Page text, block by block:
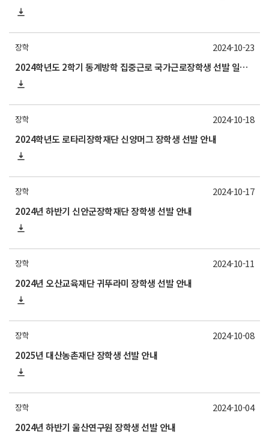
장학
2024학년도 2학기 동계방학 집중근로 국가근로장학생 선발 일정 안내
2024-10-23
장학
2024학년도 로타리장학재단 신양머그 장학생 선발 안내
2024-10-18
장학
2024년 하반기 신안군장학재단 장학생 선발 안내
2024-10-17
장학
2024년 오산교육재단 귀뚜라미 장학생 선발 안내
2024-10-11
장학
2025년 대산농촌재단 장학생 선발 안내
2024-10-08
장학
2024년 하반기 울산연구원 장학생 선발 안내
2024-10-04